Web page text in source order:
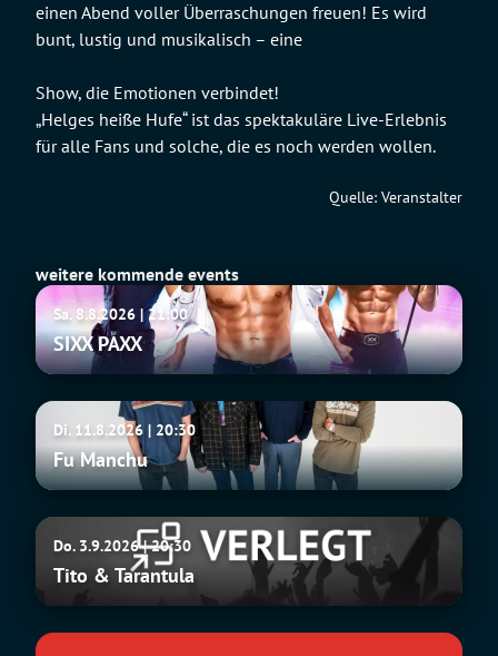
einen Abend voller Überraschungen freuen! Es wird
bunt, lustig und musikalisch – eine
Show, die Emotionen verbindet!
„Helges heiße Hufe“ ist das spektakuläre Live-Erlebnis
für alle Fans und solche, die es noch werden wollen.
Quelle: Veranstalter
weitere kommende events
SIXX
PAXXSa. 8.8.2026 | 21:00
SIXX PAXX
Fu
Manchu
Di. 11.8.2026 | 20:30
Fu Manchu
Tito
Tarantula
Do. 3.9.2026 | 20:30
Tito & Tarantula